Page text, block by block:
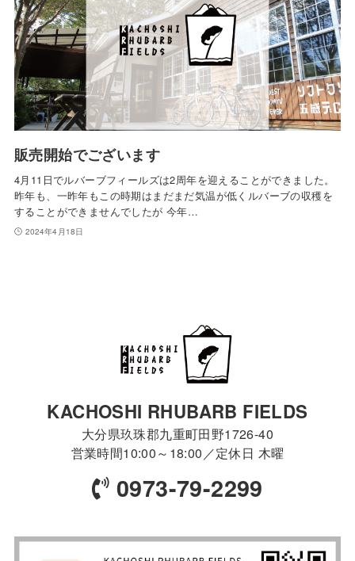
販売開始でございます
4月11日でルバーブフィールズは2周年を迎えることができました。
昨年も、一昨年もこの時期はまだまだ気温が低くルバーブの収穫を
することができませんでしたが 今年…
2024年4月18日
KACHOSHI RHUBARB FIELDS
大分県玖珠郡九重町田野1726-40
営業時間10:00～18:00／定休日 木曜
0973-79-2299